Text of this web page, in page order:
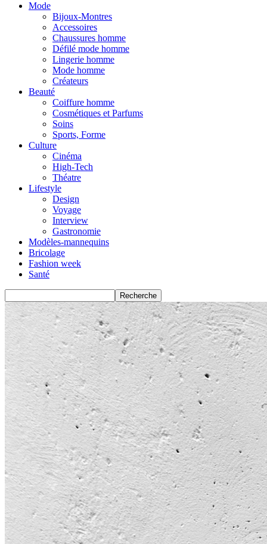
Mode
Bijoux-Montres
Accessoires
Chaussures homme
Défilé mode homme
Lingerie homme
Mode homme
Créateurs
Beauté
Coiffure homme
Cosmétiques et Parfums
Soins
Sports, Forme
Culture
Cinéma
High-Tech
Théatre
Lifestyle
Design
Voyage
Interview
Gastronomie
Modèles-mannequins
Bricolage
Fashion week
Santé